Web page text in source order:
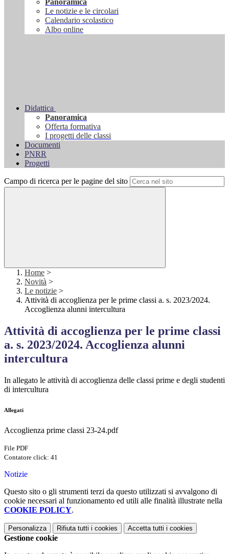
Panoramica
Le notizie e le circolari
Calendario scolastico
Albo online
Didattica
Panoramica
Offerta formativa
I progetti delle classi
Documenti
PNRR
Progetti
Campo di ricerca per le pagine del sito
Home >
Novità >
Le notizie >
Attività di accoglienza per le prime classi a. s. 2023/2024.
Accoglienza alunni intercultura
Attività di accoglienza per le prime classi
a. s. 2023/2024. Accoglienza alunni
intercultura
In allegato le attività di accoglienza delle classi prime e degli studenti
di intercultura
Allegati
Accoglienza prime classi 23-24.pdf
File PDF
Contatore click: 41
Notizie
Questo sito o gli strumenti terzi da questo utilizzati si avvalgono di
cookie necessari al funzionamento ed utili alle finalità illustrate nella
COOKIE POLICY.
Personalizza Rifiuta tutti i cookies Accetta tutti i cookies
Gestione cookie